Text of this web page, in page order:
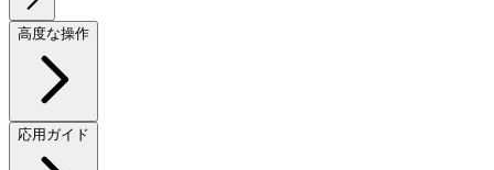
高度な操作
応用ガイド